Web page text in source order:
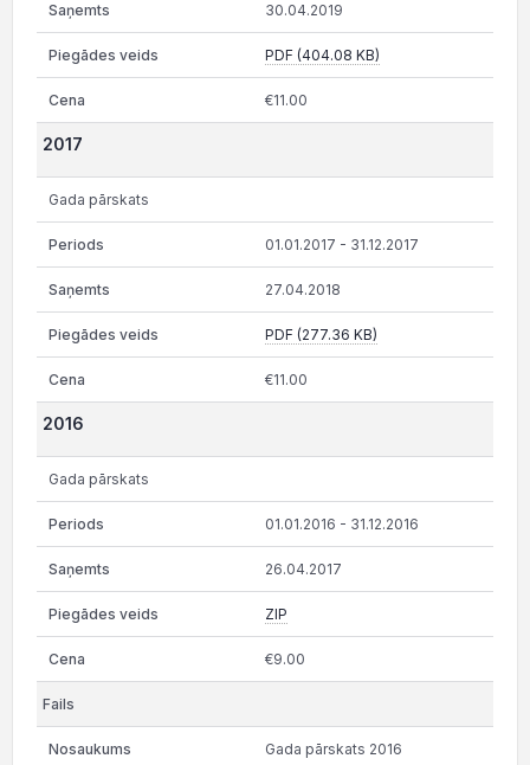
30.04.2019
PDF (404.08 KB)
€11.00
2017
Gada pārskats
01.01.2017 - 31.12.2017
27.04.2018
PDF (277.36 KB)
€11.00
2016
Gada pārskats
01.01.2016 - 31.12.2016
26.04.2017
ZIP
€9.00
Gada pārskats 2016